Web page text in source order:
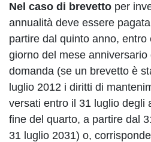
Nel caso di brevetto per
annualità deve essere
partire dal quinto anno, entro
giorno del mese
domanda (se un brevetto è
luglio 2012 i diritti di
versati entro il 31 luglio degli
fine del quarto, a partire dal
31 luglio 2031) o,